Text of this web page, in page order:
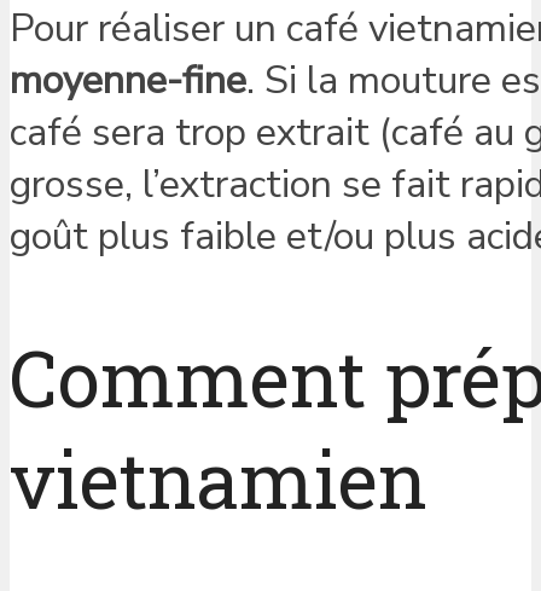
Pour réaliser un café
moyenne-fine. Si la mouture
café sera trop extrait (café au
grosse, l’extraction se fait
goût plus faible et/ou plus
Comment
vietnamien